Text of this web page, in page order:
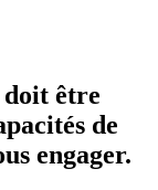
doit être
de
engager.